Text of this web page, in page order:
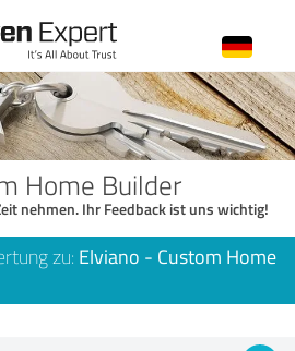
Home Builder
nehmen. Ihr Feedback ist uns wichtig!
zu: Elviano - Custom Home